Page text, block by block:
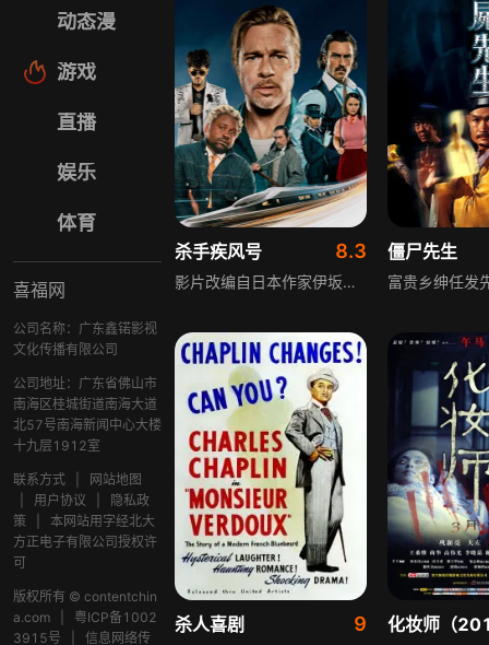
动态漫
游戏
直播
娱乐
体育
喜福网
公司名称：广东鑫锘影视
文化传播有限公司
公司地址：广东省佛山市
南海区桂城街道南海大道
北57号南海新闻中心大楼
十九层1912室
联系方式
网站地图
用户协议
隐私政
策
本网站用字经北大
方正电子有限公司授权许
可
版权所有 © contentchin
a.com
粤ICP备1002
3915号
信息网络传
杀手疾风号 8.3
影片改编自日本作家伊坂幸太郎的小说，讲述杀手瓢虫登上子弹列车执行任务，却发现车上还有其他杀手。导演大卫·雷奇采用多线索叙事，将激烈动作戏与幽默元素结合，布拉德·皮特等好莱坞明星与日本演员合作，融入日本流行文化元素，2022年上映后全球票房达2.39亿美元。
僵尸先生
杀人喜剧 9 化妆师（